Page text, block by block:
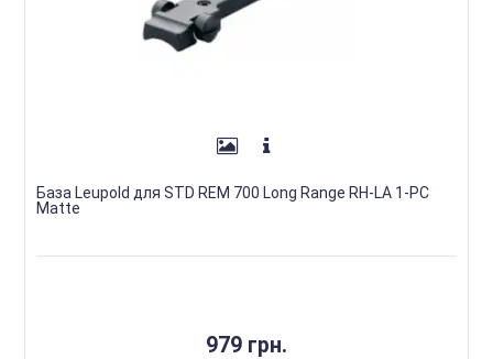
База Leupold для STD REM 700 Long Range RH-LA 1-PC
Matte
979 грн.